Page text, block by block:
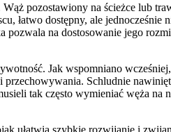
pozostawiony na ścieżce lub
łatwo dostępny, ale
pozwala na dostosowanie jego
Jak wspomniano
Schludnie
tak często wymieniać węża
ułatwia szybkie rozwijanie i